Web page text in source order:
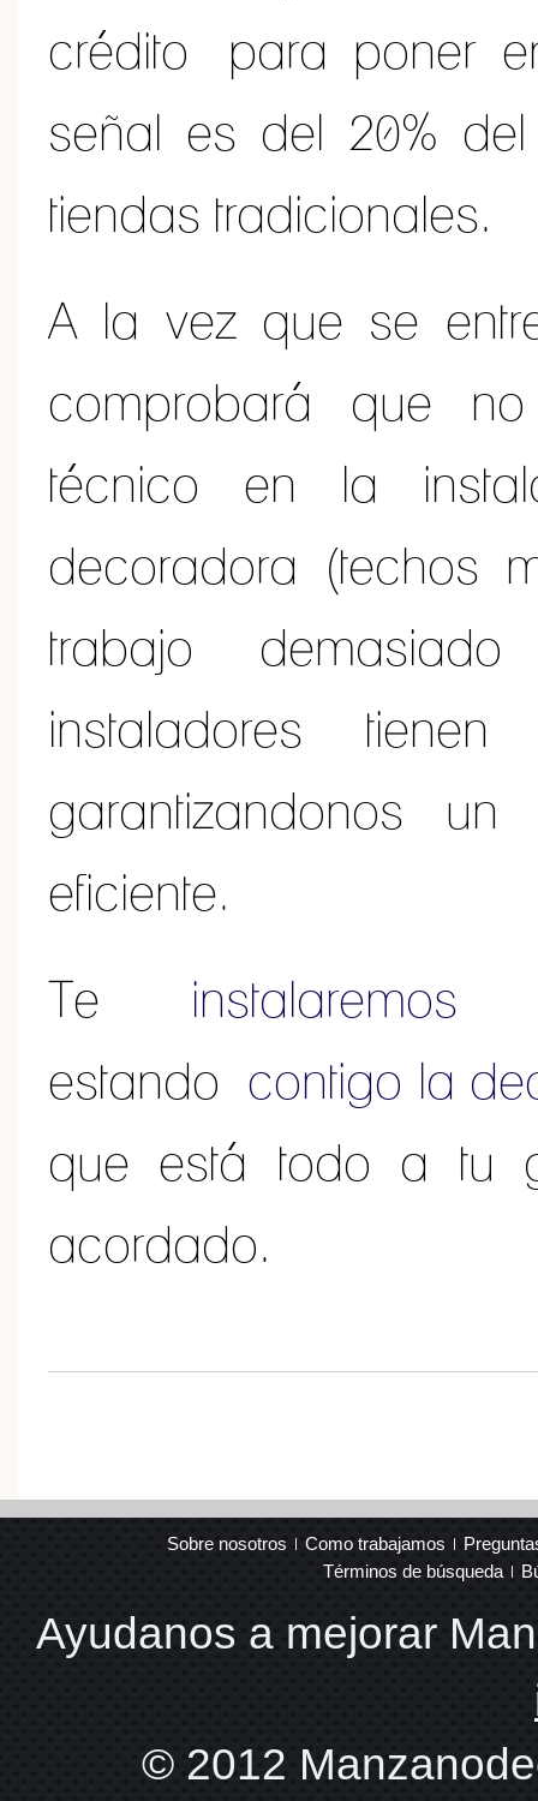
crédito para poner
señal es del 20%
tiendas tradicionales.
A la vez que se
comprobará que
técnico en la
decoradora (techos
trabajo
instaladores
garantizandonos
eficiente.
Te instalaremos
estando contigo la
que está todo a tu
acordado.
Sobre nosotros Como trabajamos
Términos de búsqueda
Ayudanos a mejorar
© 2012